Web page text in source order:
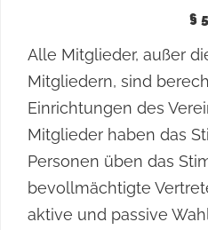
§ 5
Alle Mitglieder, außer
Mitgliedern, sind
Einrichtungen des
Mitglieder haben das
Personen üben das
bevollmächtigte
aktive und passive